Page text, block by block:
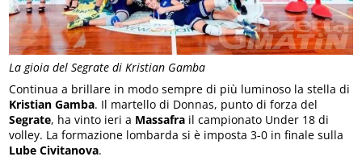
La gioia del Segrate di Kristian Gamba
Continua a brillare in modo sempre di più luminoso la stella di
Kristian Gamba. Il martello di Donnas, punto di forza del
Segrate, ha vinto ieri a Massafra il campionato Under 18 di
volley. La formazione lombarda si è imposta 3-0 in finale sulla
Lube Civitanova.